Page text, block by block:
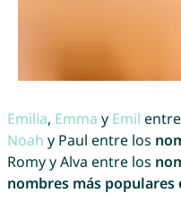
Emilia, Emma y Emil
Noah y Paul entre los
Romy y Alva entre los
nombres más populares